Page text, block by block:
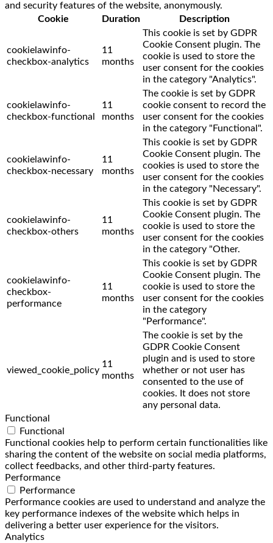
and security features of the website, anonymously.
Cookie
Duration Description
cookielawinfo-
checkbox-analytics
11
months
This cookie is set by GDPR
Cookie Consent plugin. The
cookie is used to store the
user consent for the cookies
in the category "Analytics".
cookielawinfo-
checkbox-functional
11
months
The cookie is set by GDPR
cookie consent to record the
user consent for the cookies
in the category "Functional".
cookielawinfo-
checkbox-necessary
11
months
This cookie is set by GDPR
Cookie Consent plugin. The
cookies is used to store the
user consent for the cookies
in the category "Necessary".
cookielawinfo-
checkbox-others
11
months
This cookie is set by GDPR
Cookie Consent plugin. The
cookie is used to store the
user consent for the cookies
in the category "Other.
cookielawinfo-
checkbox-
performance
11
months
This cookie is set by GDPR
Cookie Consent plugin. The
cookie is used to store the
user consent for the cookies
in the category
"Performance".
viewed_cookie_policy
11
months
The cookie is set by the
GDPR Cookie Consent
plugin and is used to store
whether or not user has
consented to the use of
cookies. It does not store
any personal data.
Functional
Functional
Functional cookies help to perform certain functionalities like
sharing the content of the website on social media platforms,
collect feedbacks, and other third-party features.
Performance
Performance
Performance cookies are used to understand and analyze the
key performance indexes of the website which helps in
delivering a better user experience for the visitors.
Analytics